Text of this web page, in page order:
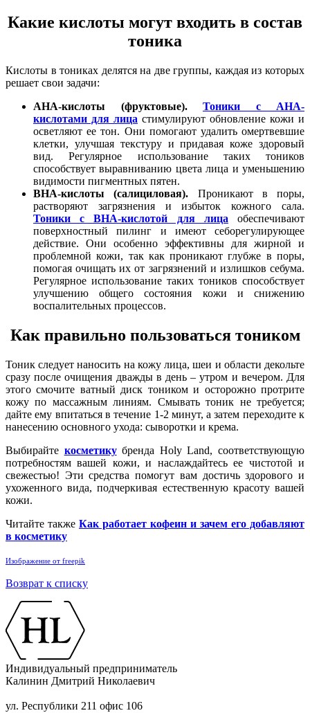
Какие кислоты могут входить в состав
тоника
Кислоты в тониках делятся на две группы, каждая из которых
решает свои задачи:
АНА-кислоты (фруктовые).
Тоники с AHA-
кислотами для лица стимулируют обновление кожи и
осветляют ее тон. Они помогают удалить омертвевшие
клетки, улучшая текстуру и придавая коже здоровый
вид. Регулярное использование таких тоников
способствует выравниванию цвета лица и уменьшению
видимости пигментных пятен.
ВНА-кислоты (салициловая). Проникают в поры,
растворяют загрязнения и избыток кожного сала.
Тоники с BHA-кислотой для лица обеспечивают
поверхностный пилинг и имеют себорегулирующее
действие. Они особенно эффективны для жирной и
проблемной кожи, так как проникают глубже в поры,
помогая очищать их от загрязнений и излишков себума.
Регулярное использование таких тоников способствует
улучшению общего состояния кожи и снижению
воспалительных процессов.
Как правильно пользоваться тоником
Тоник следует наносить на кожу лица, шеи и области декольте
сразу после очищения дважды в день – утром и вечером. Для
этого смочите ватный диск тоником и осторожно протрите
кожу по массажным линиям. Смывать тоник не требуется;
дайте ему впитаться в течение 1-2 минут, а затем переходите к
нанесению основного ухода: сыворотки и крема.
Выбирайте косметикубренда Holy Land, соответствующую
потребностям вашей кожи, и наслаждайтесь ее чистотой и
свежестью! Эти средства помогут вам достичь здорового и
ухоженного вида, подчеркивая естественную красоту вашей
кожи.
Читайте также Как работает кофеин и зачем его добавляют
в косметику
Изображение от freepik
Возврат к списку
Индивидуальный предприниматель
Калинин Дмитрий Николаевич
ул. Республики 211 офис 106